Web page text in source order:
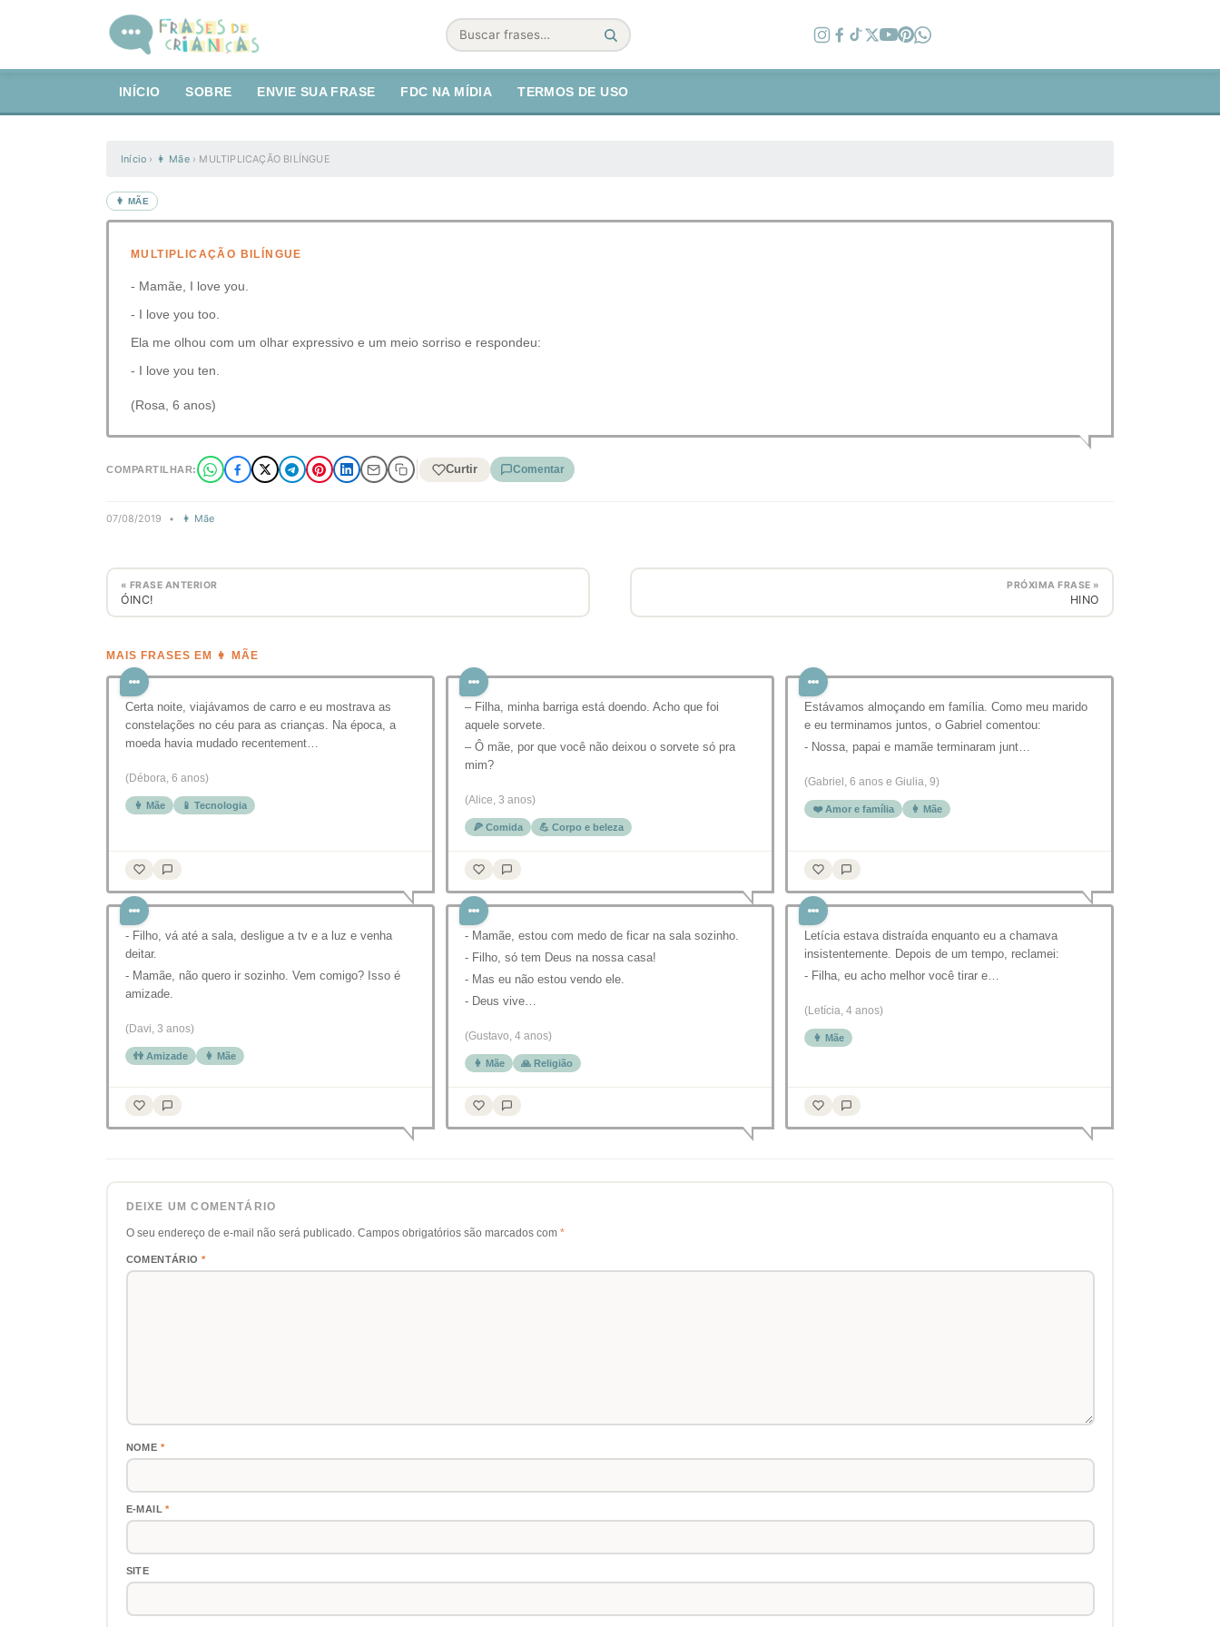
Buscar
INÍCIO SOBRE ENVIE SUA FRASE FDC NA MÍDIA TERMOS DE USO
Início › 👩 Mãe › MULTIPLICAÇÃO BILÍNGUE
👩 MÃE
MULTIPLICAÇÃO BILÍNGUE
- Mamãe, I love you.
- I love you too.
Ela me olhou com um olhar expressivo e um meio sorriso e respondeu:
- I love you ten.
(Rosa, 6 anos)
COMPARTILHAR: Curtir Comentar
07/08/2019 • 👩 Mãe
« FRASE ANTERIOR
ÓINC!
PRÓXIMA FRASE »
HINO
MAIS FRASES EM 👩 MÃE
Certa noite, viajávamos de carro e eu mostrava as
constelações no céu para as crianças. Na época, a
moeda havia mudado recentement…
(Débora, 6 anos)
👩 Mãe 📱 Tecnologia
– Filha, minha barriga está doendo. Acho que foi
aquele sorvete.
– Ô mãe, por que você não deixou o sorvete só pra
mim?
(Alice, 3 anos)
🍕 Comida 💪 Corpo e beleza
Estávamos almoçando em família. Como meu marido
e eu terminamos juntos, o Gabriel comentou:
- Nossa, papai e mamãe terminaram junt…
(Gabriel, 6 anos e Giulia, 9)
❤️ Amor e família 👩 Mãe
- Filho, vá até a sala, desligue a tv e a luz e venha
deitar.
- Mamãe, não quero ir sozinho. Vem comigo? Isso é
amizade.
(Davi, 3 anos)
👫 Amizade 👩 Mãe
- Mamãe, estou com medo de ficar na sala sozinho.⁣
- Filho, só tem Deus na nossa casa!⁣
- Mas eu não estou vendo ele.⁣
- Deus vive…
(Gustavo, 4 anos)
👩 Mãe 🙏 Religião
Letícia estava distraída enquanto eu a chamava
insistentemente. Depois de um tempo, reclamei:
- Filha, eu acho melhor você tirar e…
(Letícia, 4 anos)
👩 Mãe
DEIXE UM COMENTÁRIO
O seu endereço de e-mail não será publicado. Campos obrigatórios são marcados com *
COMENTÁRIO *
NOME *
E-MAIL*
SITE